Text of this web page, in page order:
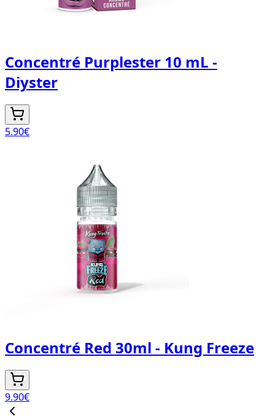
Concentré Purplester 10 mL -
Diyster
5.90€
Concentré Red 30ml - Kung Freeze
9.90€